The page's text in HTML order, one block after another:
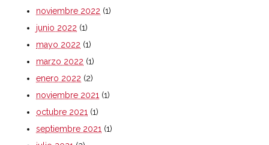
noviembre 2022 (1)
junio 2022 (1)
mayo 2022 (1)
marzo 2022 (1)
enero 2022 (2)
noviembre 2021 (1)
octubre 2021 (1)
septiembre 2021 (1)